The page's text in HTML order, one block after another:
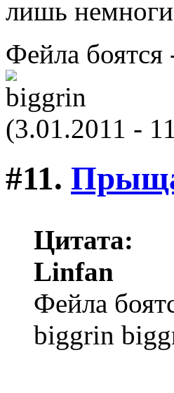
лишь
Фейла
(3.01.2011 -
#11.
Цитата:
Linfan
Фейла
biggrin